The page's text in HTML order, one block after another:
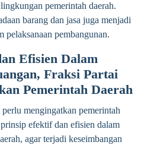
pemerintah daerah.
barang dan jasa juga menjadi
pelaksanaan pembangunan.
Efisien Dalam
Fraksi Partai
Pemerintah Daerah
mengingatkan pemerintah
efektif dan efisien dalam
agar terjadi keseimbangan